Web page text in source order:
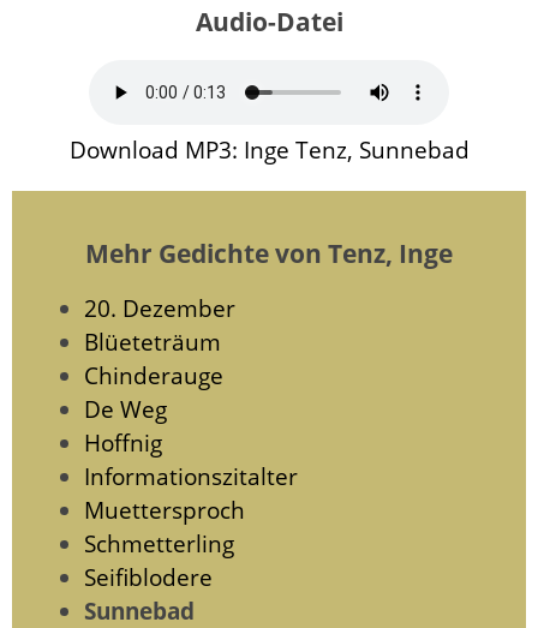
Audio-Datei
Download MP3: Inge Tenz, Sunnebad
Mehr Gedichte von Tenz, Inge
20. Dezember
Blüeteträum
Chinderauge
De Weg
Hoffnig
Informationszitalter
Muettersproch
Schmetterling
Seifiblodere
Sunnebad